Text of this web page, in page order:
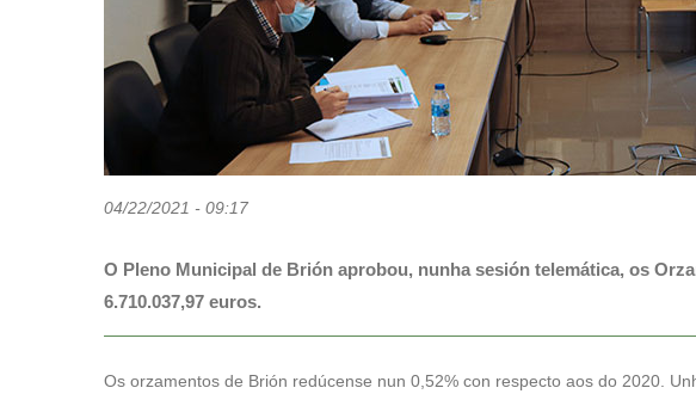
accesibilidade.
04/22/2021 - 09:17
O Pleno Municipal de Brión aprobou, nunha sesión telemática, os
6.710.037,97 euros.
Os orzamentos de Brión redúcense nun 0,52% con respecto aos do 2020.